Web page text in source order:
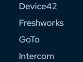
Device42
Freshworks
GoTo
Intercom